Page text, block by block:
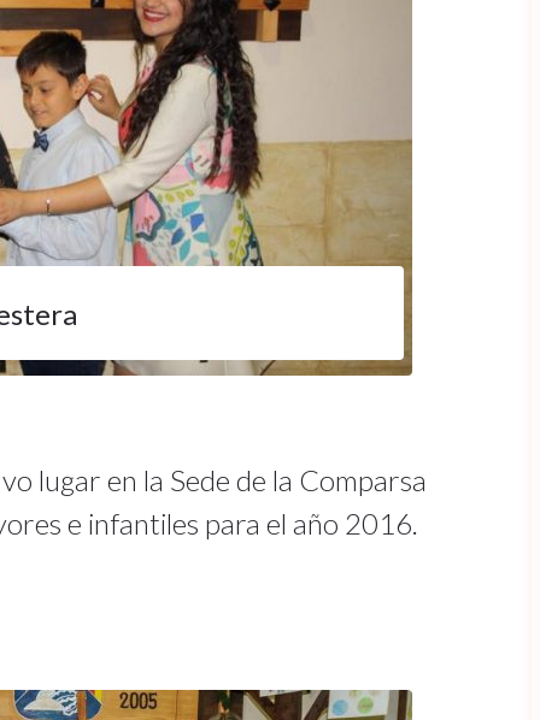
lugar en la Sede de la Comparsa
e infantiles para el año 2016.